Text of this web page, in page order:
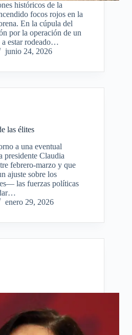
históricos de la
focos rojos en la
En la cúpula del
por la operación de un
a estar rodeado…
junio 24, 2026
las élites
a una eventual
Claudia
febrero-marzo y que
ajuste sobre los
las fuerzas políticas
enero 29, 2026